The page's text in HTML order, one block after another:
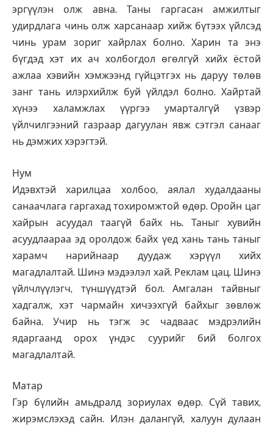
эргүүлэн олж авна. Таны гаргасан амжилтыг
удирдлага чинь олж харсанаар хийж бүтээх үйлсэд
чинь урам зориг хайрлах болно. Харин та энэ
бүгдэд хэт их ач холбогдол өгөлгүй хийх ёстой
ажлаа хэвийн хэмжээнд гүйцэтгэх нь даруу төлөв
занг тань илэрхийлж буй үйлдэл болно. Хайртай
хүнээ халамжлах үүргээ умарталгүй үзвэр
үйлчилгээний газраар дагуулан явж сэтгэл санааг
нь дэмжих хэрэгтэй.
Нум
Идэвхтэй харилцаа холбоо, аялал худалдааны
санаачлага гаргахад тохиромжтой өдөр. Оройн цаг
хайрын асуудал таагүй байх нь. Таныг хувийн
асуудлаараа эд оролдож байх үед хань тань таныг
харамч нарийнаар дуудаж хэрүүл хийх
магадлалтай. Шинэ мэдээлэл хай. Реклам цац. Шинэ
үйлчлүүлэгч, түншүүдтэй бол. Амгалан тайвныг
хадгалж, хэт чармайн хичээхгүй байхыг зөвлөж
байна. Учир нь тэгж эс чадваас мэдрэлийн
ядаргаанд орох үндэс суурийг бий болгох
магадлалтай.
Матар
Гэр бүлийн амьдралд зориулах өдөр. Сүй тавих,
жирэмслэхэд сайн. Илэн далангүй, халуун дулаан